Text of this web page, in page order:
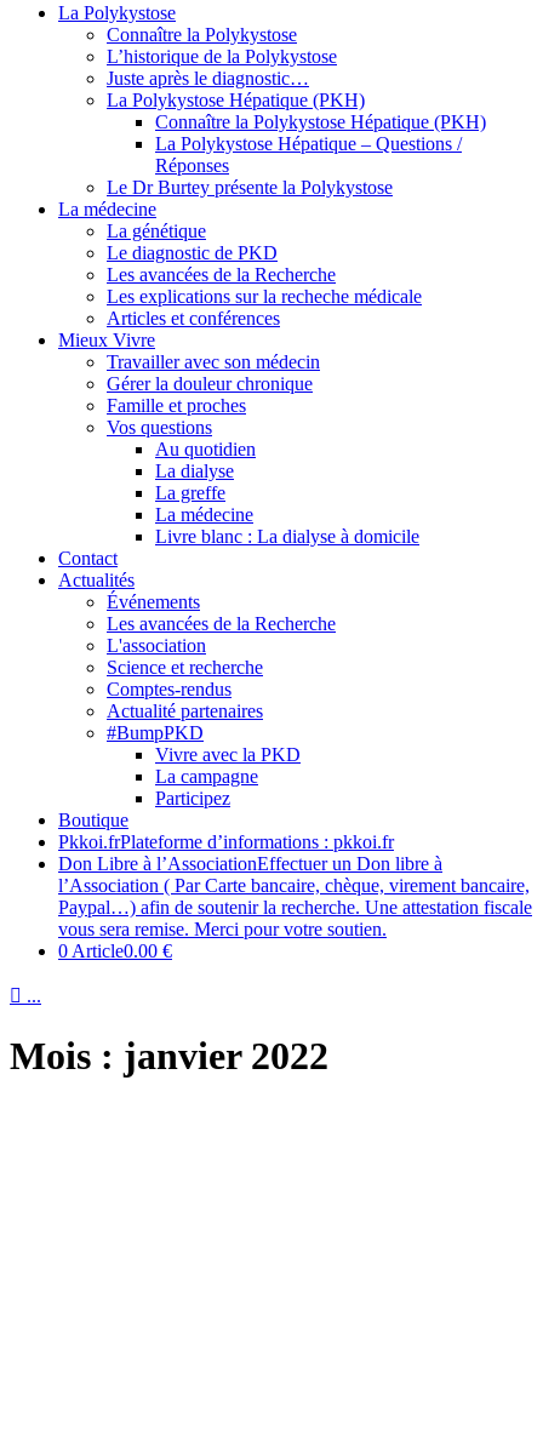
La Polykystose
Connaître la Polykystose
L’historique de la Polykystose
Juste après le diagnostic…
La Polykystose Hépatique (PKH)
Connaître la Polykystose Hépatique (PKH)
La Polykystose Hépatique – Questions /
Réponses
Le Dr Burtey présente la Polykystose
La médecine
La génétique
Le diagnostic de PKD
Les avancées de la Recherche
Les explications sur la recheche médicale
Articles et conférences
Mieux Vivre
Travailler avec son médecin
Gérer la douleur chronique
Famille et proches
Vos questions
Au quotidien
La dialyse
La greffe
La médecine
Livre blanc : La dialyse à domicile
Contact
Actualités
Événements
Les avancées de la Recherche
L'association
Science et recherche
Comptes-rendus
Actualité partenaires
#BumpPKD
Vivre avec la PKD
La campagne
Participez
Boutique
Pkkoi.frPlateforme d’informations : pkkoi.fr
Don Libre à l’AssociationEffectuer un Don libre à
l’Association ( Par Carte bancaire, chèque, virement bancaire,
Paypal…) afin de soutenir la recherche. Une attestation fiscale
vous sera remise. Merci pour votre soutien.
0 Article0.00 €
 ...
Mois : janvier 2022